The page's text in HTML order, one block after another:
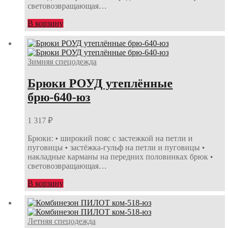
световозвращающая…
В корзину
Зимняя спецодежда
Брюки РОУД утеплённые
брю-640-юз
1 317 ₽
Брюки: • широкий пояс с застежкой на петли и
пуговицы • застёжка-гульф на петли и пуговицы •
накладные карманы на передних половинках брюк •
световозвращающая…
В корзину
Летняя спецодежда